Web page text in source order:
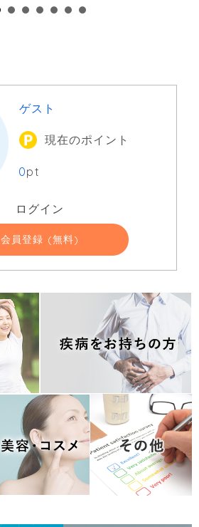
ゲスト
現在のポイント
0pt
ログイン
会員登録 (無料)